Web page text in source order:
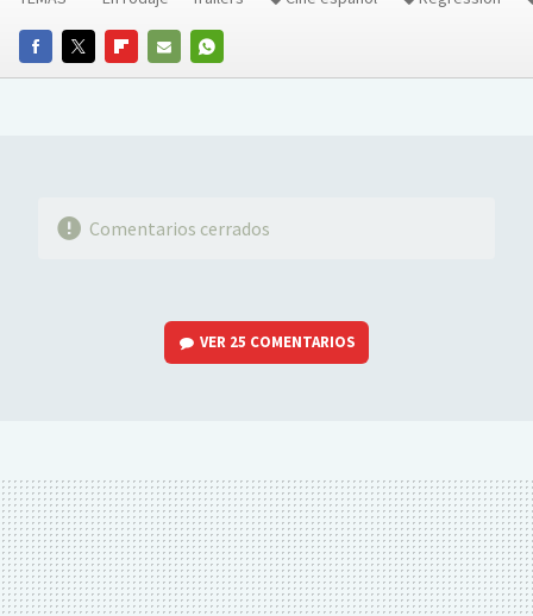
FACEBOOKTWITTERFLIPBOARD
E-
WHATSAPP
Comentarios cerrados
VER 25 COMENTARIOS